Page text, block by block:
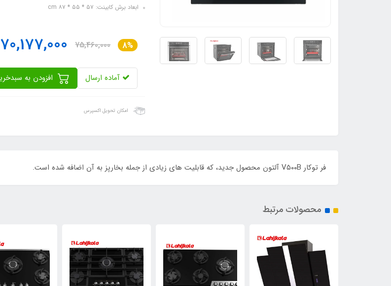
ابعاد برش کابینت: ۵۷ * ۵۵ * ۸۷ cm
8%
75,460,000
70,177,000
آماده ارسال
امکان تحویل اکسپرس
فر توکار V۵۰۰B آلتون محصول جدید، که قابلیت های زیادی از جمله بخارپز به آن اضافه شده است.
محصولات مرتبط